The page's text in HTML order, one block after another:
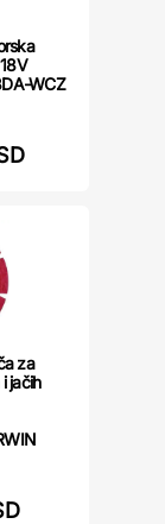
WCZ
za
jačih